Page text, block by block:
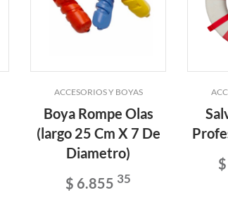
ACCESORIOS Y BOYAS
Boya Rompe Olas
(largo 25 Cm X 7 De
Diametro)
$ 6.855 35